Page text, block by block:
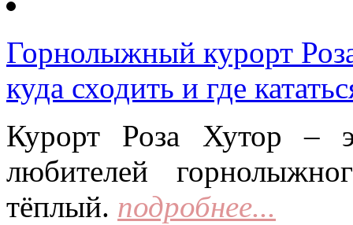
Горнолыжный курорт
куда сходить и где
Курорт Роза Хутор –
любителей
тёплый. подробнее...